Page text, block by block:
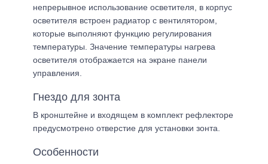
непрерывное использование осветителя, в корпус
осветителя встроен радиатор с вентилятором,
которые выполняют функцию регулирования
температуры. Значение температуры нагрева
осветителя отображается на экране панели
управления.
Гнездо для зонта
В кронштейне и входящем в комплект рефлекторе
предусмотрено отверстие для установки зонта.
Особенности